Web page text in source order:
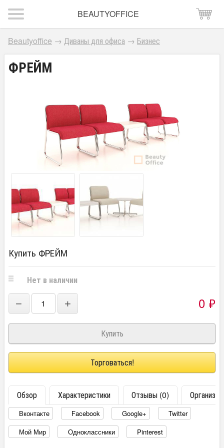
BEAUTYOFFICE
Beautyoffice → Диваны для офиса → Бизнес
ФРЕЙМ
Купить ФРЕЙМ
Нет в наличии
− + 0 ₽
Торговаться!
Обзор Характеристики Отзывы (0)
Вконтакте Facebook Google+
Twitter
Мой Мир
Одноклассники Pinterest